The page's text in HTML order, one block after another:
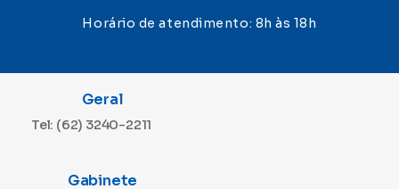
Horário de atendimento: 8h às 18h
Geral
Tel: (62) 3240-2211
Gabinete